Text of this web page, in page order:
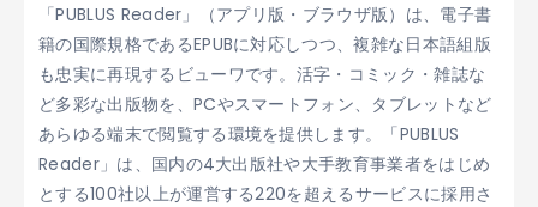
「PUBLUS Reader」（アプリ版・ブラウザ版）は、電子書
籍の国際規格であるEPUBに対応しつつ、複雑な日本語組版
も忠実に再現するビューワです。活字・コミック・雑誌な
ど多彩な出版物を、PCやスマートフォン、タブレットなど
あらゆる端末で閲覧する環境を提供します。「PUBLUS
Reader」は、国内の4大出版社や大手教育事業者をはじめ
とする100社以上が運営する220を超えるサービスに採用さ